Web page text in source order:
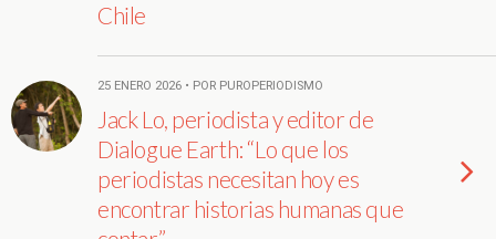
Chile
25 ENERO 2026 • POR PUROPERIODISMO
Jack Lo, periodista y editor de
Dialogue Earth: “Lo que los
periodistas necesitan hoy es
encontrar historias humanas que